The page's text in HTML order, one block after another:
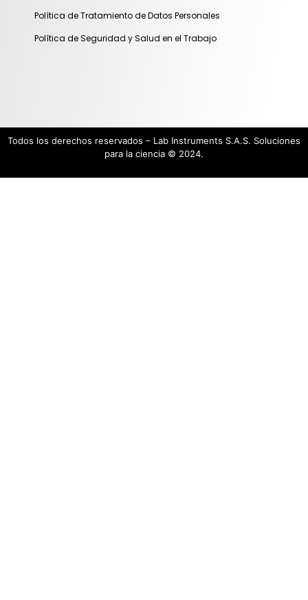
Política de Tratamiento de Datos Personales
Política de Seguridad y Salud en el Trabajo
Todos los derechos reservados – Lab Instruments S.A.S. Soluciones
para la ciencia © 2024.